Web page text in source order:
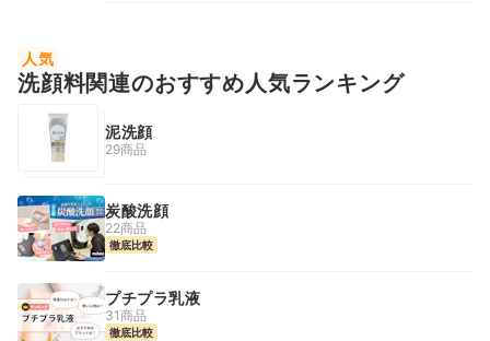
人気
洗顔料関連のおすすめ人気ランキング
泥洗顔
29商品
炭酸洗顔
22商品
徹底比較
プチプラ乳液
31商品
徹底比較